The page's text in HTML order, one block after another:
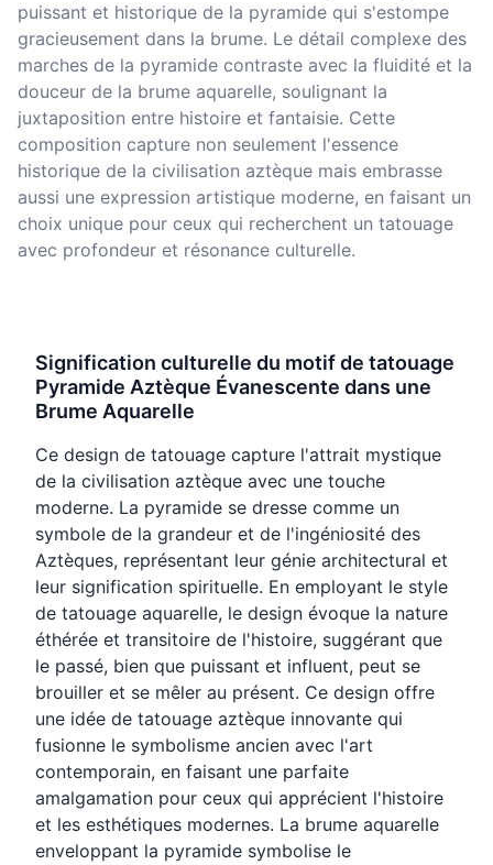
puissant et historique de la pyramide qui s'estompe
gracieusement dans la brume. Le détail complexe des
marches de la pyramide contraste avec la fluidité et la
douceur de la brume aquarelle, soulignant la
juxtaposition entre histoire et fantaisie. Cette
composition capture non seulement l'essence
historique de la civilisation aztèque mais embrasse
aussi une expression artistique moderne, en faisant un
choix unique pour ceux qui recherchent un tatouage
avec profondeur et résonance culturelle.
Signification culturelle du motif de tatouage
Pyramide Aztèque Évanescente dans une
Brume Aquarelle
Ce design de tatouage capture l'attrait mystique
de la civilisation aztèque avec une touche
moderne. La pyramide se dresse comme un
symbole de la grandeur et de l'ingéniosité des
Aztèques, représentant leur génie architectural et
leur signification spirituelle. En employant le style
de tatouage aquarelle, le design évoque la nature
éthérée et transitoire de l'histoire, suggérant que
le passé, bien que puissant et influent, peut se
brouiller et se mêler au présent. Ce design offre
une idée de tatouage aztèque innovante qui
fusionne le symbolisme ancien avec l'art
contemporain, en faisant une parfaite
amalgamation pour ceux qui apprécient l'histoire
et les esthétiques modernes. La brume aquarelle
enveloppant la pyramide symbolise le